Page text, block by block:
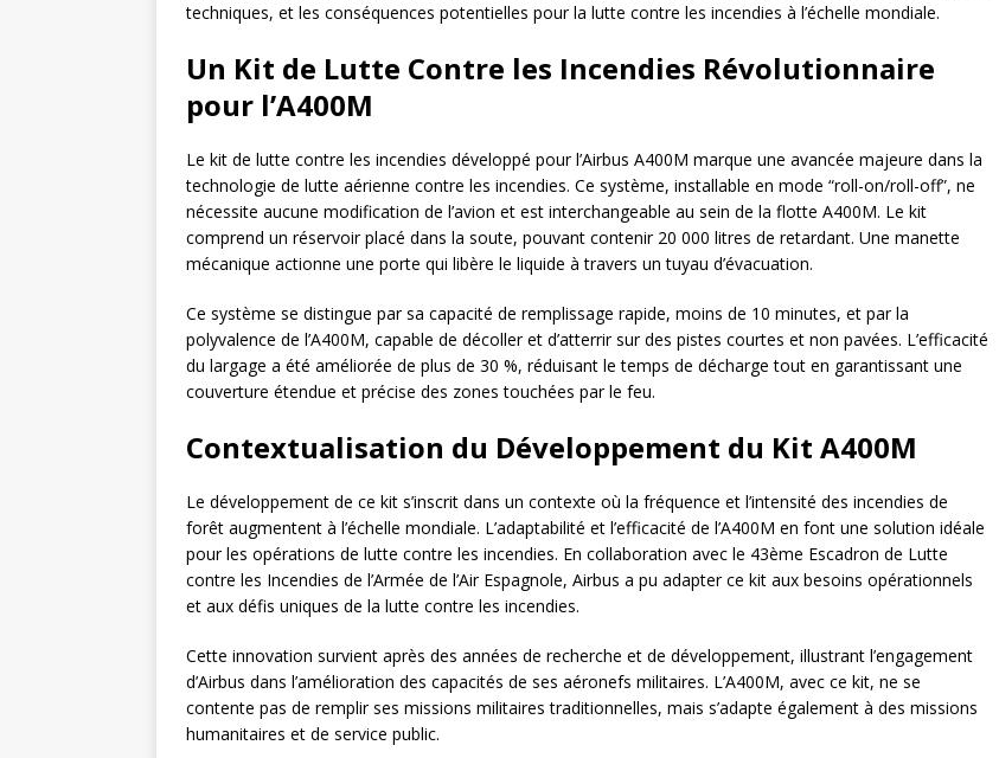
techniques, et les conséquences potentielles pour la lutte contre les incendies à l’échelle mondiale.
Un Kit de Lutte Contre les Incendies Révolutionnaire
pour l’A400M
Le kit de lutte contre les incendies développé pour l’Airbus A400M marque une avancée majeure dans la
technologie de lutte aérienne contre les incendies. Ce système, installable en mode “roll-on/roll-off”, ne
nécessite aucune modification de l’avion et est interchangeable au sein de la flotte A400M. Le kit
comprend un réservoir placé dans la soute, pouvant contenir 20 000 litres de retardant. Une manette
mécanique actionne une porte qui libère le liquide à travers un tuyau d’évacuation.
Ce système se distingue par sa capacité de remplissage rapide, moins de 10 minutes, et par la
polyvalence de l’A400M, capable de décoller et d’atterrir sur des pistes courtes et non pavées. L’efficacité
du largage a été améliorée de plus de 30 %, réduisant le temps de décharge tout en garantissant une
couverture étendue et précise des zones touchées par le feu.
Contextualisation du Développement du Kit A400M
Le développement de ce kit s’inscrit dans un contexte où la fréquence et l’intensité des incendies de
forêt augmentent à l’échelle mondiale. L’adaptabilité et l’efficacité de l’A400M en font une solution idéale
pour les opérations de lutte contre les incendies. En collaboration avec le 43ème Escadron de Lutte
contre les Incendies de l’Armée de l’Air Espagnole, Airbus a pu adapter ce kit aux besoins opérationnels
et aux défis uniques de la lutte contre les incendies.
Cette innovation survient après des années de recherche et de développement, illustrant l’engagement
d’Airbus dans l’amélioration des capacités de ses aéronefs militaires. L’A400M, avec ce kit, ne se
contente pas de remplir ses missions militaires traditionnelles, mais s’adapte également à des missions
humanitaires et de service public.